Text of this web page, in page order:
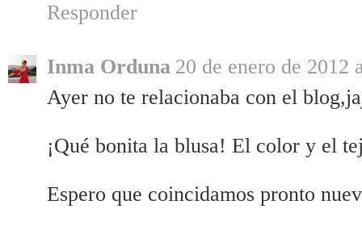
Responder
Inma Orduna 20 de enero de 2012
Ayer no te relacionaba con el
¡Qué bonita la blusa! El color y el
Espero que coincidamos pronto